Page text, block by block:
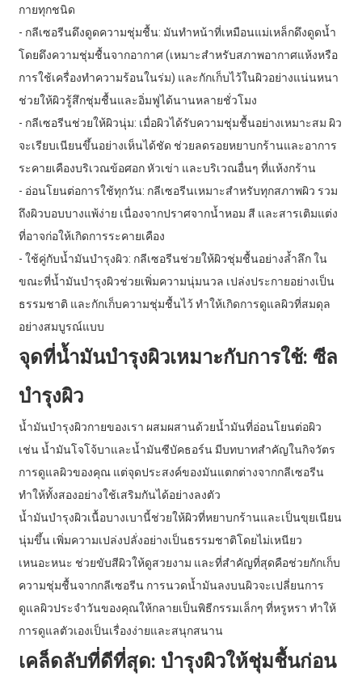
กายทุกชนิด
- กลีเซอรีนดึงดูดความชุ่มชื้น: มันทำหน้าที่เหมือนแม่เหล็กดึงดูดน้ำ
โดยดึงความชุ่มชื้นจากอากาศ (เหมาะสำหรับสภาพอากาศแห้งหรือ
การใช้เครื่องทำความร้อนในร่ม) และกักเก็บไว้ในผิวอย่างแน่นหนา
ช่วยให้ผิวรู้สึกชุ่มชื้นและอิ่มฟูได้นานหลายชั่วโมง
- กลีเซอรีนช่วยให้ผิวนุ่ม: เมื่อผิวได้รับความชุ่มชื้นอย่างเหมาะสม ผิว
จะเรียบเนียนขึ้นอย่างเห็นได้ชัด ช่วยลดรอยหยาบกร้านและอาการ
ระคายเคืองบริเวณข้อศอก หัวเข่า และบริเวณอื่นๆ ที่แห้งกร้าน
- อ่อนโยนต่อการใช้ทุกวัน: กลีเซอรีนเหมาะสำหรับทุกสภาพผิว รวม
ถึงผิวบอบบางแพ้ง่าย เนื่องจากปราศจากน้ำหอม สี และสารเติมแต่ง
ที่อาจก่อให้เกิดการระคายเคือง
- ใช้คู่กับน้ำมันบำรุงผิว: กลีเซอรีนช่วยให้ผิวชุ่มชื้นอย่างล้ำลึก ใน
ขณะที่น้ำมันบำรุงผิวช่วยเพิ่มความนุ่มนวล เปล่งประกายอย่างเป็น
ธรรมชาติ และกักเก็บความชุ่มชื้นไว้ ทำให้เกิดการดูแลผิวที่สมดุล
อย่างสมบูรณ์แบบ
จุดที่น้ำมันบำรุงผิวเหมาะกับการใช้: ซีล
บำรุงผิว
น้ำมันบำรุงผิวกายของเรา ผสมผสานด้วยน้ำมันที่อ่อนโยนต่อผิว
เช่น น้ำมันโจโจ้บาและน้ำมันซีบัคธอร์น มีบทบาทสำคัญในกิจวัตร
การดูแลผิวของคุณ แต่จุดประสงค์ของมันแตกต่างจากกลีเซอรีน
ทำให้ทั้งสองอย่างใช้เสริมกันได้อย่างลงตัว
น้ำมันบำรุงผิวเนื้อบางเบานี้ช่วยให้ผิวที่หยาบกร้านและเป็นขุยเนียน
นุ่มขึ้น เพิ่มความเปล่งปลั่งอย่างเป็นธรรมชาติโดยไม่เหนียว
เหนอะหนะ ช่วยขับสีผิวให้ดูสวยงาม และที่สำคัญที่สุดคือช่วยกักเก็บ
ความชุ่มชื้นจากกลีเซอรีน การนวดน้ำมันลงบนผิวจะเปลี่ยนการ
ดูแลผิวประจำวันของคุณให้กลายเป็นพิธีกรรมเล็กๆ ที่หรูหรา ทำให้
การดูแลตัวเองเป็นเรื่องง่ายและสนุกสนาน
เคล็ดลับที่ดีที่สุด: บำรุงผิวให้ชุ่มชื้นก่อน